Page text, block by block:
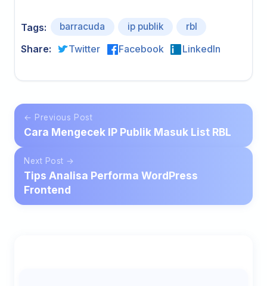
Tags: barracuda ip publik rbl
Share: Twitter Facebook LinkedIn
← Previous Post
Cara Mengecek IP Publik Masuk List RBL
Next Post →
Tips Analisa Performa WordPress
Frontend